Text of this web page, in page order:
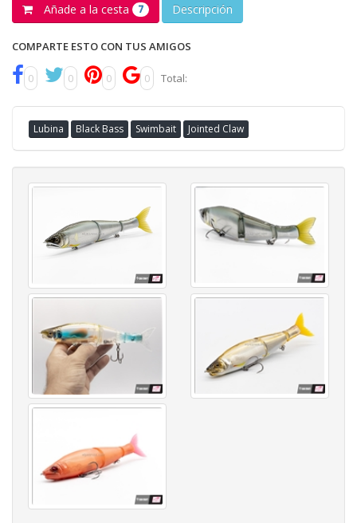
Añade a la cesta 7 Descripción
COMPARTE ESTO CON TUS AMIGOS
0 0 0 0 Total:
Lubina Black Bass Swimbait Jointed Claw